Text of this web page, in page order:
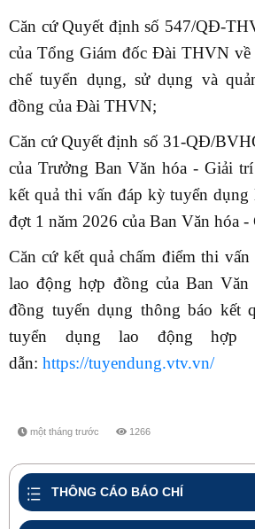
Căn cứ Quyết định số 547/QĐ-
của Tổng Giám đốc Đài THVN về
chế tuyển dụng, sử dụng và
đồng của Đài THVN;
Căn cứ Quyết định số 31-QĐ/
của Trưởng Ban Văn hóa - Giải
kết quả thi vấn đáp kỳ tuyển
đợt 1 năm 2026 của Ban Văn hóa -
Căn cứ kết quả chấm điểm thi
lao động hợp đồng của Ban
đồng tuyển dụng thông báo kết
tuyển dụng lao động hợp
dẫn: https://tuyendung.vtv.vn/
một tháng trước 1266
THÔNG CÁO BÁO CHÍ